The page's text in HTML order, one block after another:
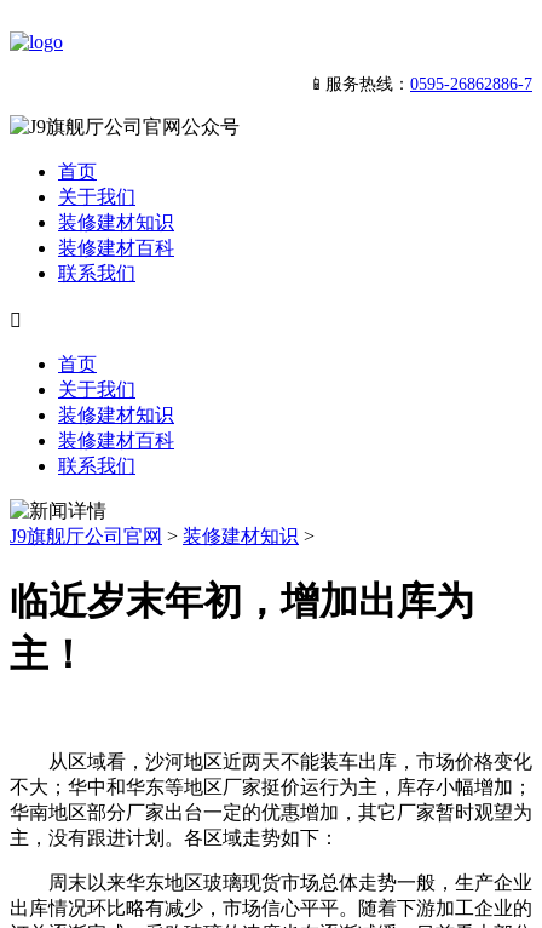
📱服务热线： 0595-26862886-7
首页
关于我们
装修建材知识
装修建材百科
联系我们

首页
关于我们
装修建材知识
装修建材百科
联系我们
J9旗舰厅公司官网 > 装修建材知识 >
临近岁末年初，增加出库为
主！
从区域看，沙河地区近两天不能装车出库，市场价格变化
不大；华中和华东等地区厂家挺价运行为主，库存小幅增加；
华南地区部分厂家出台一定的优惠增加，其它厂家暂时观望为
主，没有跟进计划。各区域走势如下：
周末以来华东地区玻璃现货市场总体走势一般，生产企业
出库情况环比略有减少，市场信心平平。随着下游加工企业的